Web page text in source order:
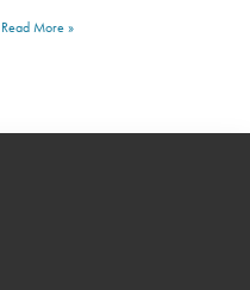
Read More »